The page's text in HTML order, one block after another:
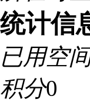
统计信
已用空
积分0